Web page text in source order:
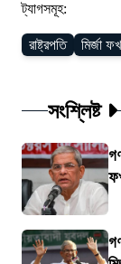
ট্যাগসমূহ:
রাষ্ট্রপতি মির্জা
সংশ্লিষ্ট